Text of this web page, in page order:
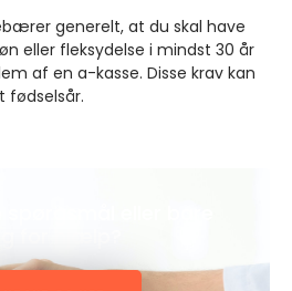
generelt, at du skal have
eller fleksydelse i mindst 30 år
af en a-kasse. Disse krav kan
eller bare
for hjælp?